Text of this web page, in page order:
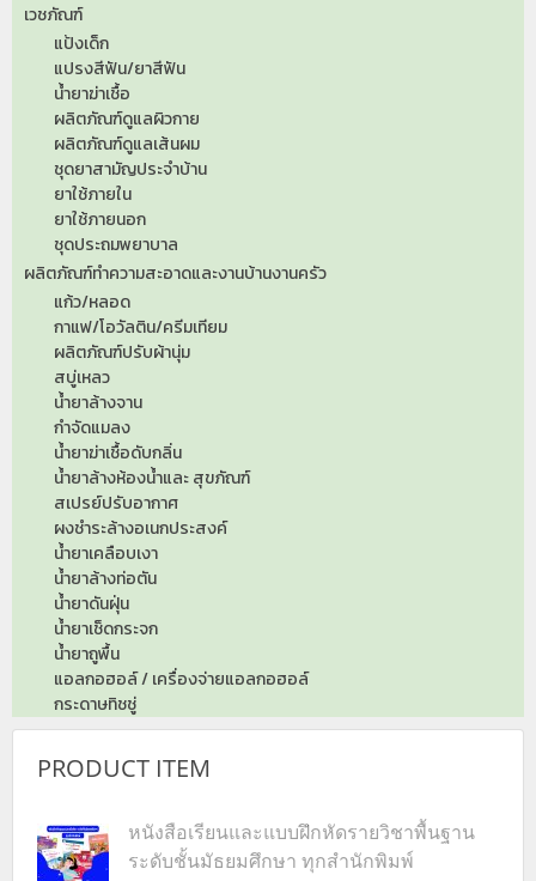
เวชภัณฑ์
แป้งเด็ก
แปรงสีฟัน/ยาสีฟัน
น้ำยาฆ่าเชื้อ
ผลิตภัณฑ์ดูแลผิวกาย
ผลิตภัณฑ์ดูแลเส้นผม
ชุดยาสามัญประจำบ้าน
ยาใช้ภายใน
ยาใช้ภายนอก
ชุดประถมพยาบาล
ผลิตภัณฑ์ทำความสะอาดและงานบ้านงานครัว
แก้ว/หลอด
กาแฟ/โอวัลติน/ครีมเทียม
ผลิตภัณฑ์ปรับผ้านุ่ม
สบู่เหลว
น้ำยาล้างจาน
กำจัดแมลง
น้ำยาฆ่าเชื้อดับกลิ่น
น้ำยาล้างห้องน้ำและ สุขภัณฑ์
สเปรย์ปรับอากาศ
ผงชำระล้างอเนกประสงค์
น้ำยาเคลือบเงา
น้ำยาล้างท่อตัน
น้ำยาดันฝุ่น
น้ำยาเช็ดกระจก
น้ำยาถูพื้น
แอลกอฮอล์ / เครื่องจ่ายแอลกอฮอล์
กระดาษทิชชู่
PRODUCT ITEM
หนังสือเรียนและแบบฝึกหัดรายวิชาพื้นฐาน
ระดับชั้นมัธยมศึกษา ทุกสำนักพิมพ์